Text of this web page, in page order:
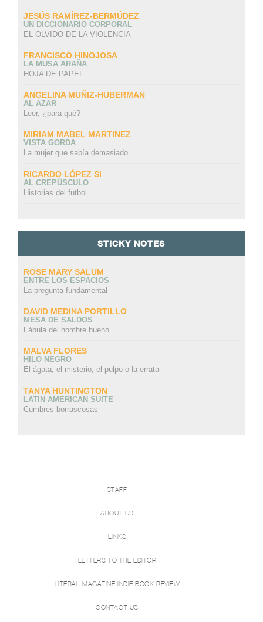
JESÚS RAMÍREZ-BERMÚDEZ
UN DICCIONARIO CORPORAL
EL OLVIDO DE LA VIOLENCIA
FRANCISCO HINOJOSA
LA MUSA ARAÑA
HOJA DE PAPEL
ANGELINA MUÑIZ-HUBERMAN
AL AZAR
Leer, ¿para qué?
MIRIAM MABEL MARTINEZ
VISTA GORDA
La mujer que sabía demasiado
RICARDO LÓPEZ SI
AL CREPÚSCULO
Historias del futbol
STICKY NOTES
ROSE MARY SALUM
ENTRE LOS ESPACIOS
La pregunta fundamental
DAVID MEDINA PORTILLO
MESA DE SALDOS
Fábula del hombre bueno
MALVA FLORES
HILO NEGRO
El ágata, el misterio, el pulpo o la errata
TANYA HUNTINGTON
LATIN AMERICAN SUITE
Cumbres borrascosas
STAFF
ABOUT US
LINKS
LETTERS TO THE EDITOR
LITERAL MAGAZINE INDIE BOOK REVIEW
CONTACT US